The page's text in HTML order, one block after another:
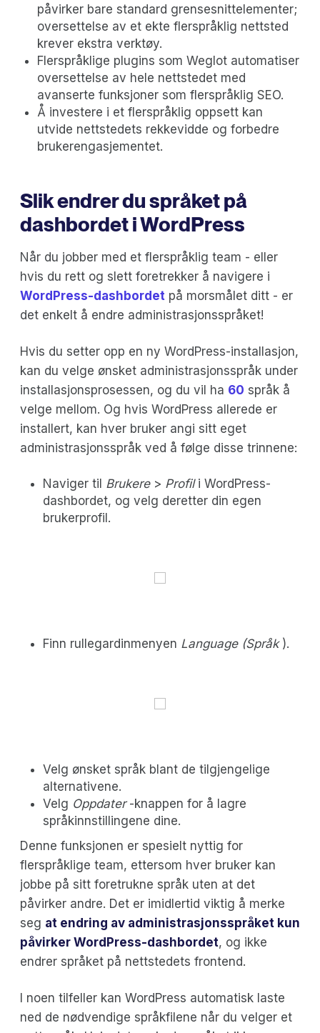
påvirker bare standard grensesnittelementer;
oversettelse av et ekte flerspråklig nettsted
krever ekstra verktøy.
Flerspråklige plugins som Weglot automatiser
oversettelse av hele nettstedet med
avanserte funksjoner som flerspråklig SEO.
Å investere i et flerspråklig oppsett kan
utvide nettstedets rekkevidde og forbedre
brukerengasjementet.
Slik endrer du språket på
dashbordet i WordPress
Når du jobber med et flerspråklig team - eller
hvis du rett og slett foretrekker å navigere i
WordPress-dashbordet på morsmålet ditt - er
det enkelt å endre administrasjonsspråket!
Hvis du setter opp en ny WordPress-installasjon,
kan du velge ønsket administrasjonsspråk under
installasjonsprosessen, og du vil ha 60 språk å
velge mellom. Og hvis WordPress allerede er
installert, kan hver bruker angi sitt eget
administrasjonsspråk ved å følge disse trinnene:
Naviger til Brukere> Profili WordPress-
dashbordet, og velg deretter din egen
brukerprofil.
Finn rullegardinmenyen Language (Språk).
Velg ønsket språk blant de tilgjengelige
alternativene.
Velg Oppdater-knappen for å lagre
språkinnstillingene dine.
Denne funksjonen er spesielt nyttig for
flerspråklige team, ettersom hver bruker kan
jobbe på sitt foretrukne språk uten at det
påvirker andre. Det er imidlertid viktig å merke
seg at endring av administrasjonsspråket kun
påvirker WordPress-dashbordet, og ikke
endrer språket på nettstedets frontend.
I noen tilfeller kan WordPress automatisk laste
ned de nødvendige språkfilene når du velger et